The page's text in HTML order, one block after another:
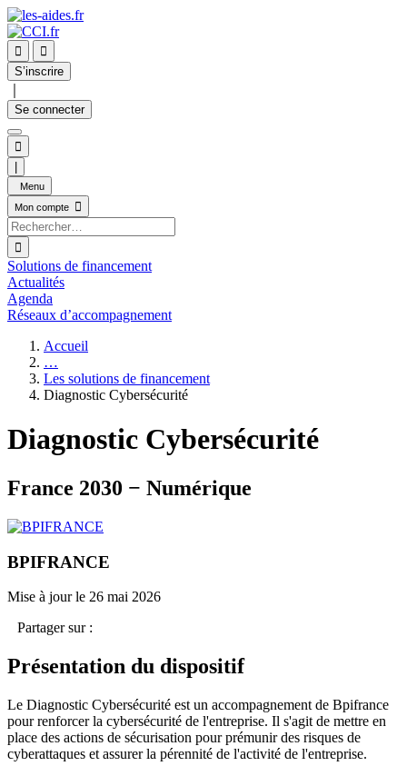


S’inscrire
Se connecter

Menu
Mon compte


Solutions de financement
Actualités
Agenda
Réseaux d’accompagnement
Accueil
…
Les solutions de financement
Diagnostic Cybersécurité
Diagnostic Cybersécurité
France 2030 − Numérique
BPIFRANCE
Mise à jour le 26 mai 2026
Partager sur :
Présentation du dispositif
Le Diagnostic Cybersécurité est un accompagnement de Bpifrance
pour renforcer la cybersécurité de l'entreprise. Il s'agit de mettre en
place des actions de sécurisation pour prémunir des risques de
cyberattaques et assurer la pérennité de l'activité de l'entreprise.